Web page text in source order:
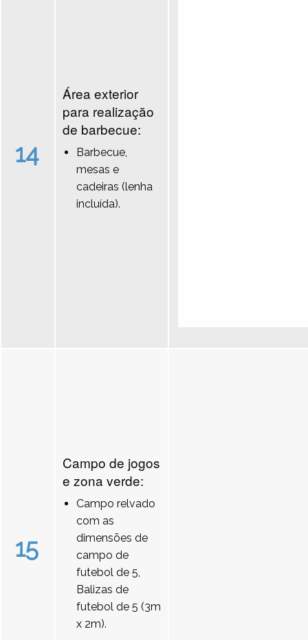
14
Área exterior
para realização
de barbecue:
Barbecue,
mesas e
cadeiras (lenha
incluída).
15
Campo de jogos
e zona verde:
Campo relvado
com as
dimensões de
campo de
futebol de 5,
Balizas de
futebol de 5 (3m
x 2m).